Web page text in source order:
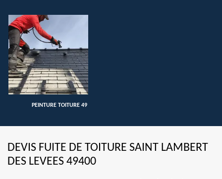
PEINTURE TOITURE 49
DEVIS FUITE DE TOITURE SAINT LAMBERT
DES LEVEES 49400